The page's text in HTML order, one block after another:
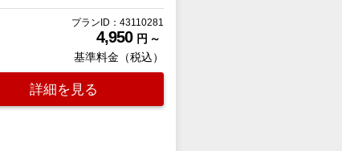
プランID：43110281
4,950 円 ～
基準料金（税込）
詳細を見る